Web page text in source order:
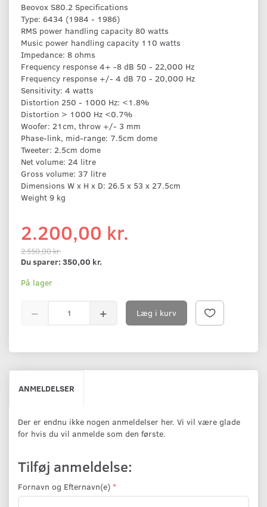
Beovox S80.2 Specifications
Type: 6434 (1984 - 1986)
RMS power handling capacity 80 watts
Music power handling capacity 110 watts
Impedance: 8 ohms
Frequency response 4+ -8 dB 50 - 22,000 Hz
Frequency response +/- 4 dB 70 - 20,000 Hz
Sensitivity: 4 watts
Distortion 250 - 1000 Hz: <1.8%
Distortion > 1000 Hz <0.7%
Woofer: 21cm, throw +/- 3 mm
Phase-link, mid-range: 7.5cm dome
Tweeter: 2.5cm dome
Net volume: 24 litre
Gross volume: 37 litre
Dimensions W x H x D: 26.5 x 53 x 27.5cm
Weight 9 kg
2.200,00 kr.
2.550,00 kr.
Du sparer: 350,00 kr.
På lager
Læg i kurv
ANMELDELSER
Der er endnu ikke nogen anmeldelser her. Vi vil være glade
for hvis du vil anmelde som den første.
Tilføj anmeldelse:
Fornavn og Efternavn(e)